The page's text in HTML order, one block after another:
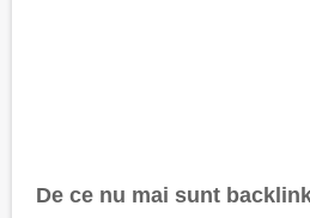
De ce nu mai sunt